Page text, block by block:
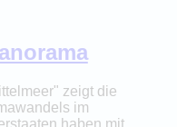
zeigt die
im
haben mit